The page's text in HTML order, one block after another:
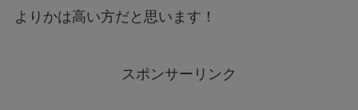
よりかは高い方だと思います！
スポンサーリンク